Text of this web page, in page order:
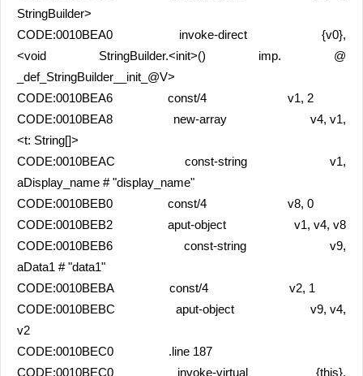
StringBuilder>
CODE:0010BEA0 invoke-direct {v0},
<void StringBuilder.<init>() imp. @
_def_StringBuilder__init_@V>
CODE:0010BEA6 const/4 v1, 2
CODE:0010BEA8 new-array v4, v1,
<t: String[]>
CODE:0010BEAC const-string v1,
aDisplay_name # "display_name"
CODE:0010BEB0 const/4 v8, 0
CODE:0010BEB2 aput-object v1, v4, v8
CODE:0010BEB6 const-string v9,
aData1 # "data1"
CODE:0010BEBA const/4 v2, 1
CODE:0010BEBC aput-object v9, v4,
v2
CODE:0010BEC0 .line 187
CODE:0010BEC0 invoke-virtual {this},